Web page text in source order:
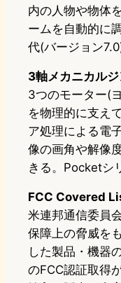
内の人物や物体
ームを自動的に
代(バージョン
3軸メカニカル
3つのモーター(
を物理的に支え
ア処理による電
像の画角や解像
きる。Pocketシ
FCC Covered
米連邦通信委員
保障上の脅威を
した製品・機器
のFCC認証取得